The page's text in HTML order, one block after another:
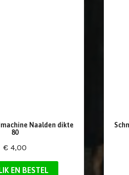
Naalden dikte
80
€ 4,00
EN BESTEL